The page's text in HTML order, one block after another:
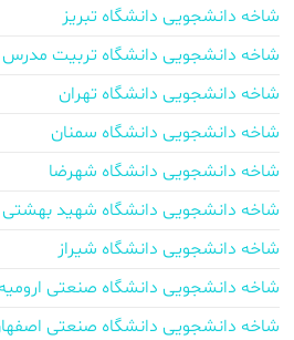
شاخه دانشجویی دانشگاه تبریز
شاخه دانشجویی دانشگاه تربیت مدرس
شاخه دانشجویی دانشگاه تهران
شاخه دانشجویی دانشگاه سمنان
شاخه دانشجویی دانشگاه شهرضا
شاخه دانشجویی دانشگاه شهید بهشتی
شاخه دانشجویی دانشگاه شیراز
شاخه دانشجویی دانشگاه صنعتی ارومیه
شاخه دانشجویی دانشگاه صنعتی